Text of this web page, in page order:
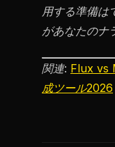
用する準備は
があなたのナ
関連: Flux vs
成ツール2026